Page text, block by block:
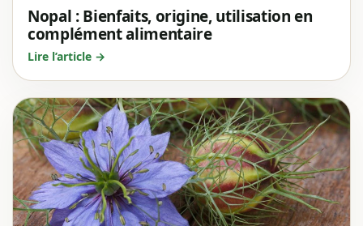
Nopal : Bienfaits, origine, utilisation en
complément alimentaire
Lire l’article →